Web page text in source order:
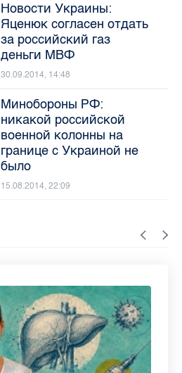
Новости Украины:
Яценюк согласен отдать
за российский газ
деньги МВФ
30.09.2014, 14:48
Минобороны РФ:
никакой российской
военной колонны на
границе с Украиной не
было
15.08.2014, 22:09